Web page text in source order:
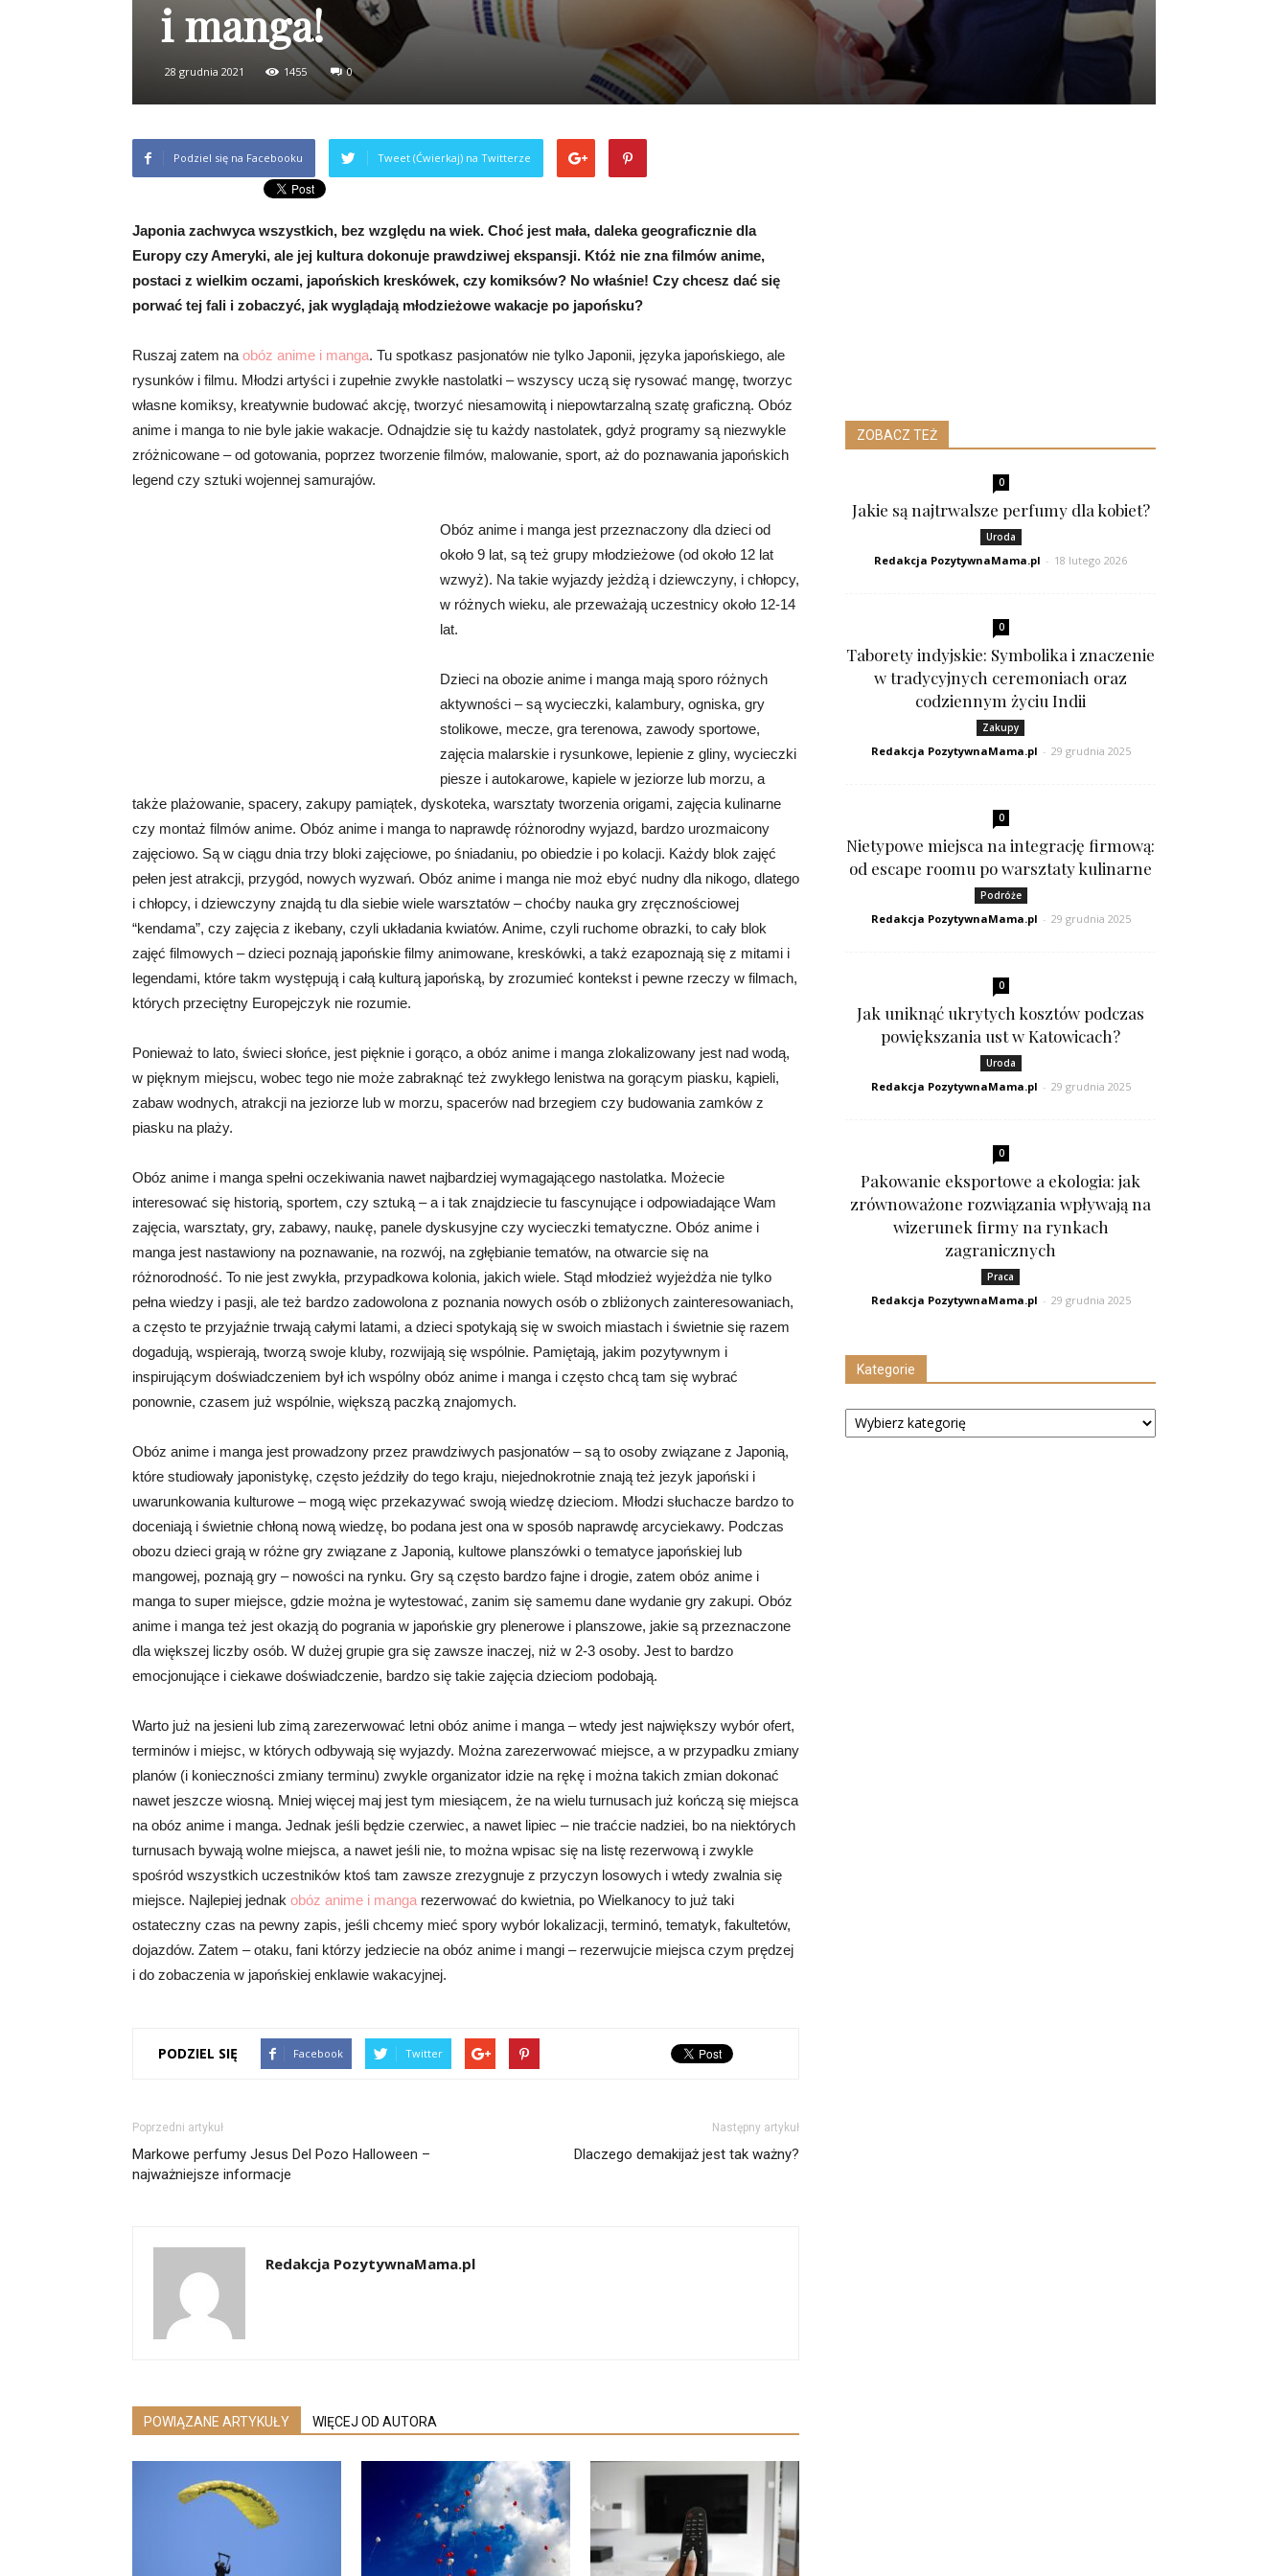
i manga!
28 grudnia 2021 1455 0
Podziel się na Facebooku Tweet (Ćwierkaj) na Twitterze
Japonia zachwyca wszystkich, bez względu na wiek. Choć jest mała, daleka geograficznie dla
Europy czy Ameryki, ale jej kultura dokonuje prawdziwej ekspansji. Któż nie zna filmów anime,
postaci z wielkim oczami, japońskich kreskówek, czy komiksów? No właśnie! Czy chcesz dać się
porwać tej fali i zobaczyć, jak wyglądają młodzieżowe wakacje po japońsku?
Ruszaj zatem na obóz anime i manga. Tu spotkasz pasjonatów nie tylko Japonii, języka japońskiego, ale
rysunków i filmu. Młodzi artyści i zupełnie zwykłe nastolatki – wszyscy uczą się rysować mangę, tworzyc
własne komiksy, kreatywnie budować akcję, tworzyć niesamowitą i niepowtarzalną szatę graficzną. Obóz
anime i manga to nie byle jakie wakacje. Odnajdzie się tu każdy nastolatek, gdyż programy są niezwykle
zróżnicowane – od gotowania, poprzez tworzenie filmów, malowanie, sport, aż do poznawania japońskich
legend czy sztuki wojennej samurajów.
Obóz anime i manga jest przeznaczony dla dzieci od
około 9 lat, są też grupy młodzieżowe (od około 12 lat
wzwyż). Na takie wyjazdy jeżdżą i dziewczyny, i chłopcy,
w różnych wieku, ale przeważają uczestnicy około 12-14
lat.
Dzieci na obozie anime i manga mają sporo różnych
aktywności – są wycieczki, kalambury, ogniska, gry
stolikowe, mecze, gra terenowa, zawody sportowe,
zajęcia malarskie i rysunkowe, lepienie z gliny, wycieczki
piesze i autokarowe, kapiele w jeziorze lub morzu, a
także plażowanie, spacery, zakupy pamiątek, dyskoteka, warsztaty tworzenia origami, zajęcia kulinarne
czy montaż filmów anime. Obóz anime i manga to naprawdę różnorodny wyjazd, bardzo urozmaicony
zajęciowo. Są w ciągu dnia trzy bloki zajęciowe, po śniadaniu, po obiedzie i po kolacji. Każdy blok zajęć
pełen jest atrakcji, przygód, nowych wyzwań. Obóz anime i manga nie moż ebyć nudny dla nikogo, dlatego
i chłopcy, i dziewczyny znajdą tu dla siebie wiele warsztatów – choćby nauka gry zręcznościowej
“kendama”, czy zajęcia z ikebany, czyli układania kwiatów. Anime, czyli ruchome obrazki, to cały blok
zajęć filmowych – dzieci poznają japońskie filmy animowane, kreskówki, a takż ezapoznają się z mitami i
legendami, które takm występują i całą kulturą japońską, by zrozumieć kontekst i pewne rzeczy w filmach,
których przeciętny Europejczyk nie rozumie.
Ponieważ to lato, świeci słońce, jest pięknie i gorąco, a obóz anime i manga zlokalizowany jest nad wodą,
w pięknym miejscu, wobec tego nie może zabraknąć też zwykłego lenistwa na gorącym piasku, kąpieli,
zabaw wodnych, atrakcji na jeziorze lub w morzu, spacerów nad brzegiem czy budowania zamków z
piasku na plaży.
Obóz anime i manga spełni oczekiwania nawet najbardziej wymagającego nastolatka. Możecie
interesować się historią, sportem, czy sztuką – a i tak znajdziecie tu fascynujące i odpowiadające Wam
zajęcia, warsztaty, gry, zabawy, naukę, panele dyskusyjne czy wycieczki tematyczne. Obóz anime i
manga jest nastawiony na poznawanie, na rozwój, na zgłębianie tematów, na otwarcie się na
różnorodność. To nie jest zwykła, przypadkowa kolonia, jakich wiele. Stąd młodzież wyjeżdża nie tylko
pełna wiedzy i pasji, ale też bardzo zadowolona z poznania nowych osób o zbliżonych zainteresowaniach,
a często te przyjaźnie trwają całymi latami, a dzieci spotykają się w swoich miastach i świetnie się razem
dogadują, wspierają, tworzą swoje kluby, rozwijają się wspólnie. Pamiętają, jakim pozytywnym i
inspirującym doświadczeniem był ich wspólny obóz anime i manga i często chcą tam się wybrać
ponownie, czasem już wspólnie, większą paczką znajomych.
Obóz anime i manga jest prowadzony przez prawdziwych pasjonatów – są to osoby związane z Japonią,
które studiowały japonistykę, często jeździły do tego kraju, niejednokrotnie znają też jezyk japoński i
uwarunkowania kulturowe – mogą więc przekazywać swoją wiedzę dzieciom. Młodzi słuchacze bardzo to
doceniają i świetnie chłoną nową wiedzę, bo podana jest ona w sposób naprawdę arcyciekawy. Podczas
obozu dzieci grają w różne gry związane z Japonią, kultowe planszówki o tematyce japońskiej lub
mangowej, poznają gry – nowości na rynku. Gry są często bardzo fajne i drogie, zatem obóz anime i
manga to super miejsce, gdzie można je wytestować, zanim się samemu dane wydanie gry zakupi. Obóz
anime i manga też jest okazją do pogrania w japońskie gry plenerowe i planszowe, jakie są przeznaczone
dla większej liczby osób. W dużej grupie gra się zawsze inaczej, niż w 2-3 osoby. Jest to bardzo
emocjonujące i ciekawe doświadczenie, bardzo się takie zajęcia dzieciom podobają.
Warto już na jesieni lub zimą zarezerwować letni obóz anime i manga – wtedy jest największy wybór ofert,
terminów i miejsc, w których odbywają się wyjazdy. Można zarezerwować miejsce, a w przypadku zmiany
planów (i konieczności zmiany terminu) zwykle organizator idzie na rękę i można takich zmian dokonać
nawet jeszcze wiosną. Mniej więcej maj jest tym miesiącem, że na wielu turnusach już kończą się miejsca
na obóz anime i manga. Jednak jeśli będzie czerwiec, a nawet lipiec – nie traćcie nadziei, bo na niektórych
turnusach bywają wolne miejsca, a nawet jeśli nie, to można wpisac się na listę rezerwową i zwykle
spośród wszystkich uczestników ktoś tam zawsze zrezygnuje z przyczyn losowych i wtedy zwalnia się
miejsce. Najlepiej jednak obóz anime i manga rezerwować do kwietnia, po Wielkanocy to już taki
ostateczny czas na pewny zapis, jeśli chcemy mieć spory wybór lokalizacji, terminó, tematyk, fakultetów,
dojazdów. Zatem – otaku, fani którzy jedziecie na obóz anime i mangi – rezerwujcie miejsca czym prędzej
i do zobaczenia w japońskiej enklawie wakacyjnej.
PODZIEL SIĘ Facebook Twitter
Poprzedni artykuł
Markowe perfumy Jesus Del Pozo Halloween –
najważniejsze informacje
Następny artykuł
Dlaczego demakijaż jest tak ważny?
Redakcja PozytywnaMama.pl
POWIĄZANE ARTYKUŁY WIĘCEJ OD AUTORA
ZOBACZ TEŻ
0
Jakie są najtrwalsze perfumy dla kobiet?
Uroda
Redakcja PozytywnaMama.pl - 18 lutego 2026
0
Taborety indyjskie: Symbolika i znaczenie
w tradycyjnych ceremoniach oraz
codziennym życiu Indii
Zakupy
Redakcja PozytywnaMama.pl - 29 grudnia 2025
0
Nietypowe miejsca na integrację firmową:
od escape roomu po warsztaty kulinarne
Podróże
Redakcja PozytywnaMama.pl - 29 grudnia 2025
0
Jak uniknąć ukrytych kosztów podczas
powiększania ust w Katowicach?
Uroda
Redakcja PozytywnaMama.pl - 29 grudnia 2025
0
Pakowanie eksportowe a ekologia: jak
zrównoważone rozwiązania wpływają na
wizerunek firmy na rynkach
zagranicznych
Praca
Redakcja PozytywnaMama.pl - 29 grudnia 2025
Kategorie
Kategorie